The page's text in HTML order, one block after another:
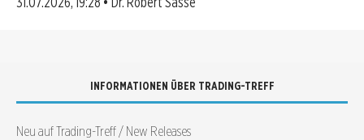
INFORMATIONEN ÜBER TRADING-TREFF
Neu auf Trading-Treff / New Releases